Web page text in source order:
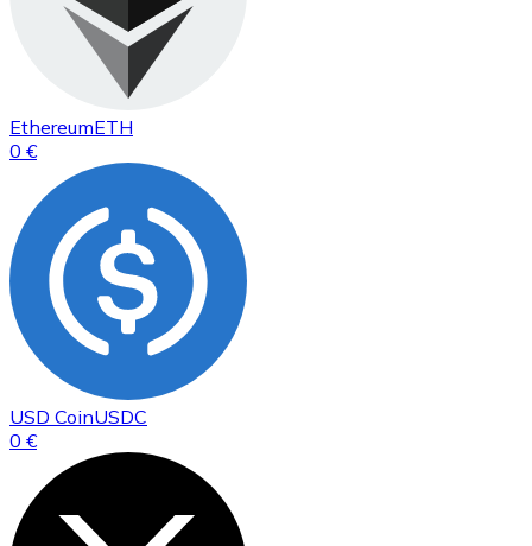
EthereumETH
0 €
USD CoinUSDC
0 €